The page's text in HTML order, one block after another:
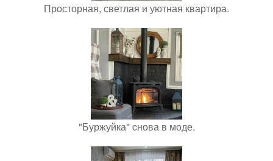
Просторная, светлая и уютная квартира.
"Буржуйка" cнова в моде.